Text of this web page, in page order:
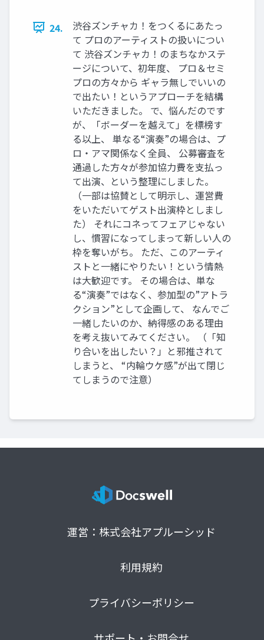
24.
渋谷ズンチャカ！をつくるにあたっ
て プロのアーティストの扱いについ
て 渋谷ズンチャカ！のまちなかステ
ージについて、初年度、 プロ＆セミ
プロの方々から ギャラ無しでいいの
で出たい！というアプローチを結構
いただきました。 で、悩んだのです
が、「ボーダーを越えて」を標榜す
る以上、 単なる“演奏”の場合は、プ
ロ・アマ関係なく全員、 公募審査を
通過した方々が参加協力費を支払っ
て出演、という整理にしました。
（一部は協賛として明示し、運営費
をいただいてゲスト出演枠としまし
た） それにコネってフェアじゃない
し、慣習になってしまって新しい人の
枠を奪いがち。 ただ、このアーティ
ストと一緒にやりたい！という情熱
は大歓迎です。 その場合は、単な
る“演奏”ではなく、参加型の”アトラ
クション”として企画して、 なんでご
一緒したいのか、納得感のある理由
を考え抜いてみてください。 （「知
り合いを出したい？」と邪推されて
しまうと、 “内輪ウケ感”が出て閉じ
てしまうので注意）
運営：株式会社アプルーシッド
利用規約
プライバシーポリシー